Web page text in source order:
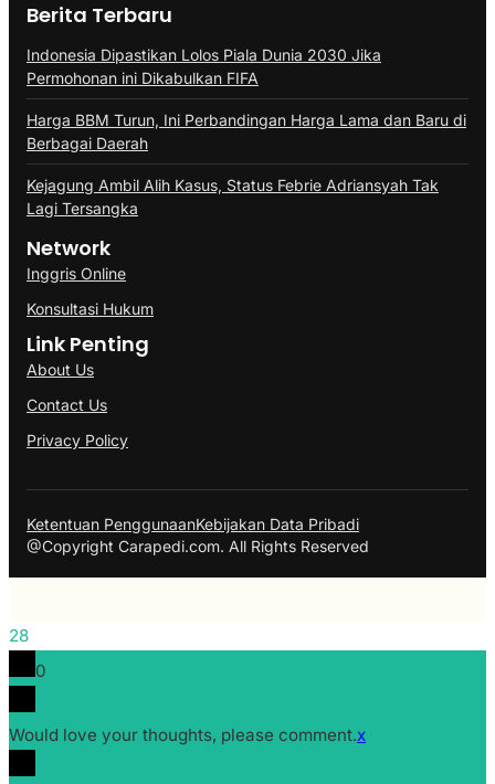
Berita Terbaru
Indonesia Dipastikan Lolos Piala Dunia 2030 Jika
Permohonan ini Dikabulkan FIFA
Harga BBM Turun, Ini Perbandingan Harga Lama dan Baru di
Berbagai Daerah
Kejagung Ambil Alih Kasus, Status Febrie Adriansyah Tak
Lagi Tersangka
Network
Inggris Online
Konsultasi Hukum
Link Penting
About Us
Contact Us
Privacy Policy
Ketentuan PenggunaanKebijakan Data Pribadi
@Copyright Carapedi.com. All Rights Reserved
28
0
Would love your thoughts, please comment.x